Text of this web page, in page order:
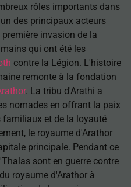
rôles importants dans
des principaux acteurs
invasion de la
qui ont été les
contre la Légion. L'histoire
remonte à la fondation
. La tribu d'Arathi a
nomades en offrant la paix
familiaux et de la loyauté
le royaume d'Arathor
principale. Pendant ce
sont en guerre contre
royaume d'Arathor à